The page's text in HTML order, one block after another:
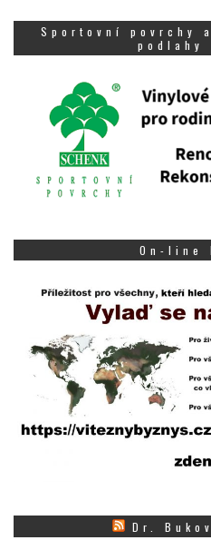
Sportovní povrchy
podlahy
On-line
Dr.